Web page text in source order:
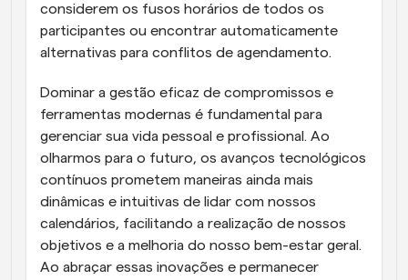
considerem os fusos horários de todos os
participantes ou encontrar automaticamente
alternativas para conflitos de agendamento.
Dominar a gestão eficaz de compromissos e
ferramentas modernas é fundamental para
gerenciar sua vida pessoal e profissional. Ao
olharmos para o futuro, os avanços tecnológicos
contínuos prometem maneiras ainda mais
dinâmicas e intuitivas de lidar com nossos
calendários, facilitando a realização de nossos
objetivos e a melhoria do nosso bem-estar geral.
Ao abraçar essas inovações e permanecer